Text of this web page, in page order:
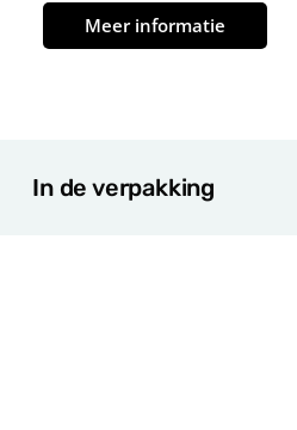
Meer informatie
In de verpakking